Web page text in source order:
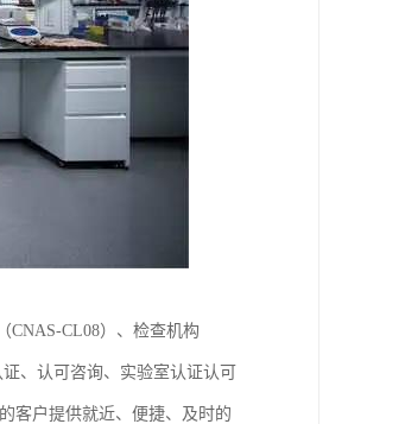
CNAS-CL08）、检查机构
、认可咨询、实验室认证认可
客户提供就近、便捷、及时的